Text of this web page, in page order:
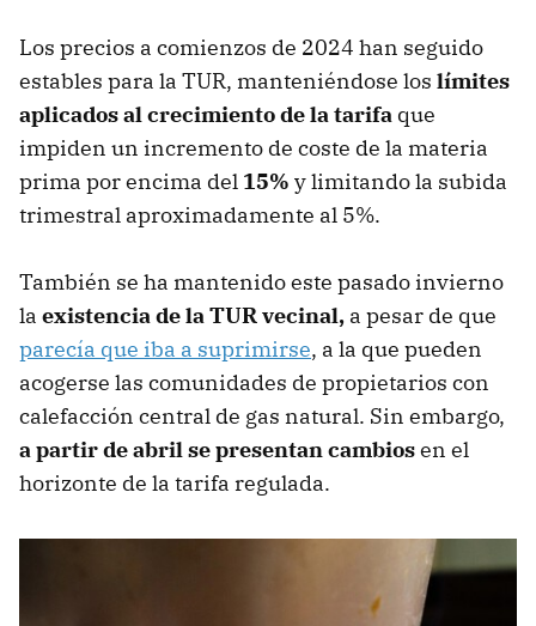
Los precios a comienzos de 2024 han seguido
estables para la TUR, manteniéndose los límites
aplicados al crecimiento de la tarifa que
impiden un incremento de coste de la materia
prima por encima del 15% ylimitando la subida
trimestral aproximadamente al 5%.
También se ha mantenido este pasado invierno
la existencia de la TUR vecinal, a pesar de que
parecía que iba a suprimirse, a la que pueden
acogerse las comunidades de propietarios con
calefacción central de gas natural. Sin embargo,
a partir de abril se presentan cambiosen el
horizonte de la tarifa regulada.